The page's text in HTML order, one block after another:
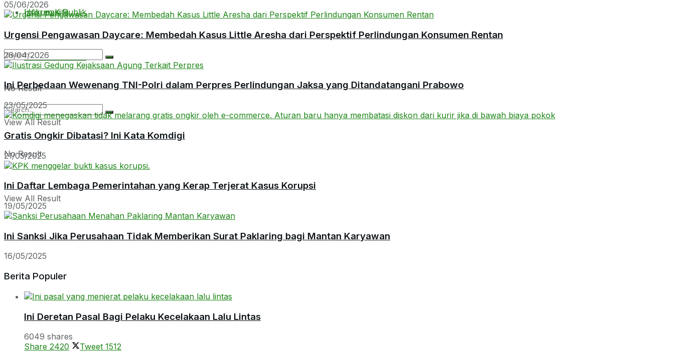
Hukum Kita
Informasi Publik
No Result
View All Result
Informasi Publik
No Result
View All Result
05/06/2026
Urgensi Pengawasan Daycare: Membedah Kasus Little Aresha dari Perspektif Perlindungan Konsumen Rentan
26/04/2026
Ini Perbedaan Wewenang TNI-Polri dalam Perpres Perlindungan Jaksa yang Ditandatangani Prabowo
23/05/2025
Gratis Ongkir Dibatasi? Ini Kata Komdigi
21/05/2025
Ini Daftar Lembaga Pemerintahan yang Kerap Terjerat Kasus Korupsi
19/05/2025
Ini Sanksi Jika Perusahaan Tidak Memberikan Surat Paklaring bagi Mantan Karyawan
16/05/2025
Berita Populer
Ini Deretan Pasal Bagi Pelaku Kecelakaan Lalu Lintas
6049 shares
Share 2420 Tweet 1512